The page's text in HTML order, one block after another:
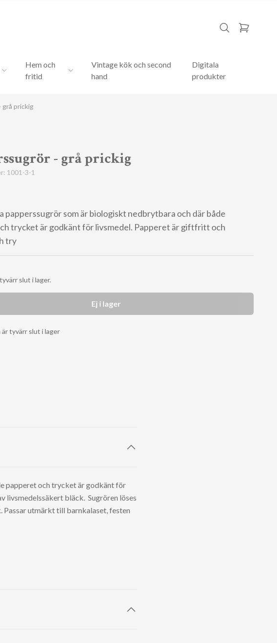
Hem och
fritid
Vintage kök och second
hand
Digitala
produkter
grå prickig
- grå prickig
1001-3-1
papperssugrör som är biologiskt nedbrytbara och där både
trycket är godkänt för livsmedel. Papperet är giftfritt och
try
slut i lager.
Ej i lager
tyvärr slut i lager
papperet och trycket är godkänt för
livsmedelssäkert bläck. Sugrören löses
Passar utmärkt till barnkalaset, festen